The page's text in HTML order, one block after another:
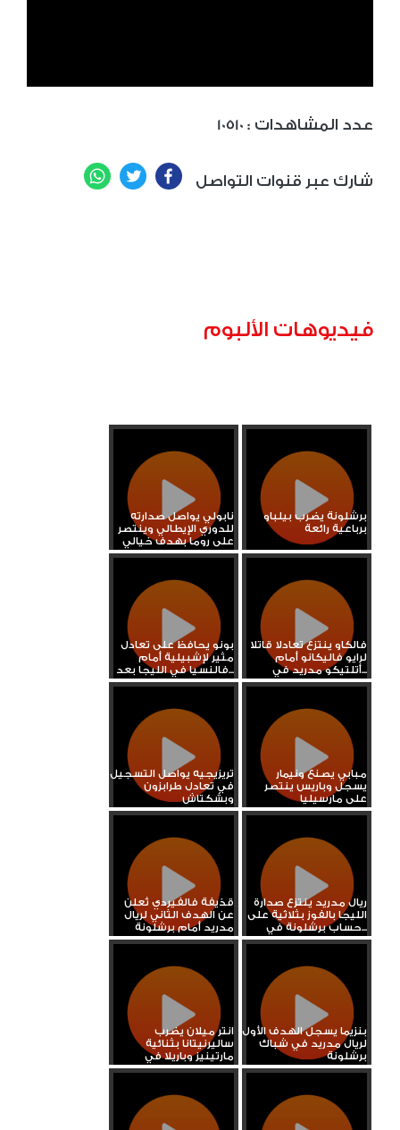
10510 : عدد المشاهدات
شارك عبر قنوات التواصل Facebook
Twitter
فيديوهات الألبوم
برشلونة يضرب بيلباو
برباعية رائعة
نابولي يواصل صدارته
للدوري الإيطالي وينتصر
على روما بهدف خيالي
فالكاو ينتزع تعادلا قاتلا
لرايو فاليكانو أمام
أتلتيكو مدريد في...
بونو يحافظ على تعادل
مثير لإشبيلية أمام
فالنسيا في الليجا بعد...
مبابي يصنع ونيمار
يسجل وباريس ينتصر
على مارسيليا
تريزيجيه يواصل التسجيل
في تعادل طرابزون
وبشكتاش
ريال مدريد ينتزع صدارة
الليجا بالفوز بثلاثية على
حساب برشلونة في...
قذيفة فالفيردي تُعلن
عن الهدف الثاني لريال
مدريد أمام برشلونة
بنزيما يسجل الهدف الأول
لريال مدريد في شباك
برشلونة
انتر ميلان يضرب
ساليرنيتانا بثنائية
مارتينيز وباريلا في
الدوري...